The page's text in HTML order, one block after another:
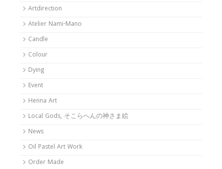
Artdirection
Atelier Nami-Mano
Candle
Colour
Dying
Event
Henna Art
Local Gods, そこらへんの神さま絵
News
Oil Pastel Art Work
Order Made